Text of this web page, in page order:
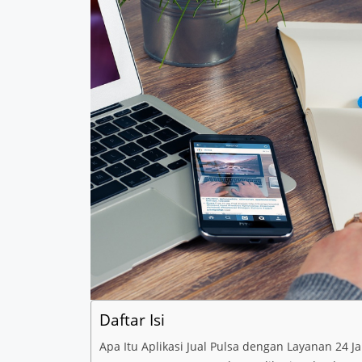
Daftar Isi
Apa Itu Aplikasi Jual Pulsa dengan Layanan 24